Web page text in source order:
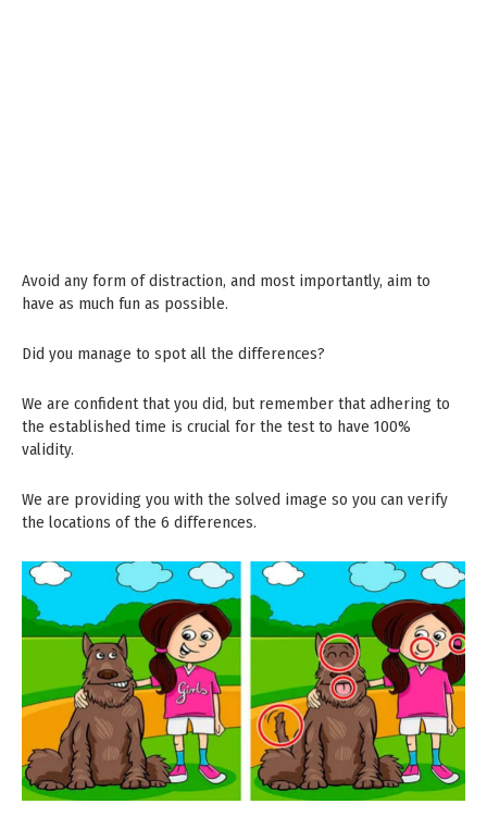
Avoid any form of distraction, and most importantly, aim to
have as much fun as possible.
Did you manage to spot all the differences?
We are confident that you did, but remember that adhering to
the established time is crucial for the test to have 100%
validity.
We are providing you with the solved image so you can verify
the locations of the 6 differences.